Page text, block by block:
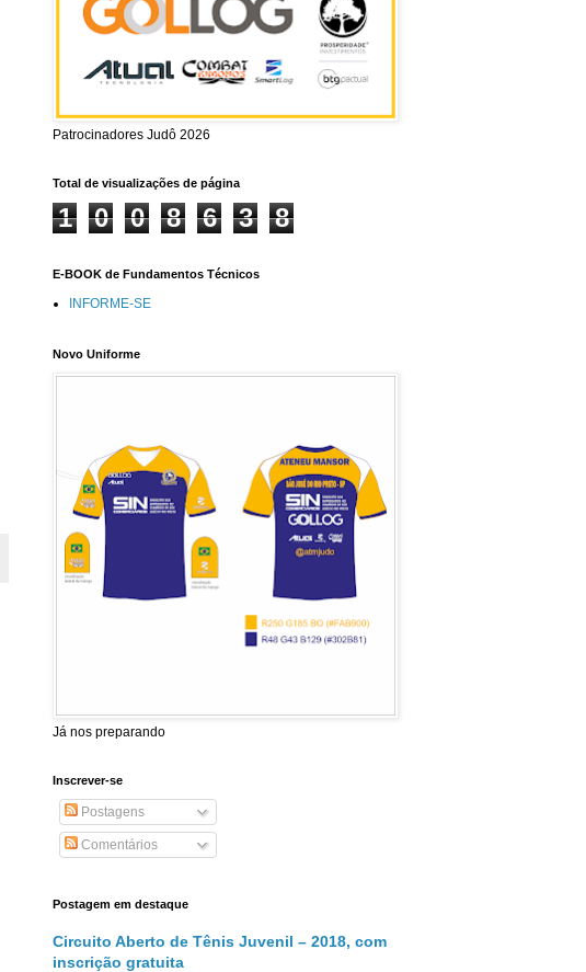
Patrocinadores Judô 2026
Total de visualizações de página
1 0 0 8 6 3 8
E-BOOK de Fundamentos Técnicos
INFORME-SE
Novo Uniforme
Já nos preparando
Inscrever-se
Postagens
Comentários
Postagem em destaque
Circuito Aberto de Tênis Juvenil – 2018, com
inscrição gratuita